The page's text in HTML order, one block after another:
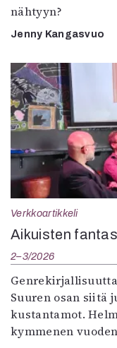
nähtyyn?
Jenny Kangasvuo
Verkkoartikkeli
Aikuisten
2–3/2026
Suuren osan siitä
kustantamot.
kymmenen